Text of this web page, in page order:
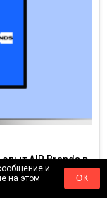
AIR Brands в
и
на этом
ОК